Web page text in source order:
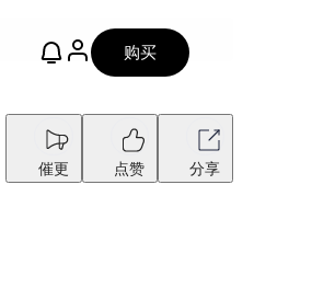
购买
催更 点赞 分享